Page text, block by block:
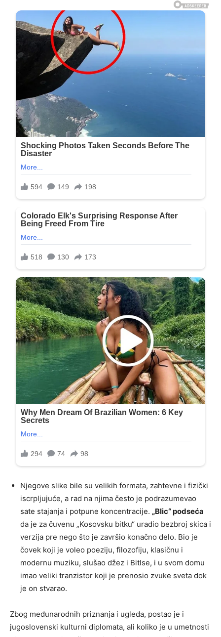
Njegove slike bile su velikih formata, zahtevne i fizički
iscrpljujuće, a rad na njima često je podrazumevao
sate stajanja i potpune koncentracije. „Blic“ podseća
da je za čuvenu „Kosovsku bitku“ uradio bezbroj skica i
verzija pre nego što je završio konačno delo. Bio je
čovek koji je voleo poeziju, filozofiju, klasičnu i
modernu muziku, slušao džez i Bitlse, i u svom domu
imao veliki tranzistor koji je prenosio zvuke sveta dok
je on stvarao.
Zbog međunarodnih priznanja i ugleda, postao je i
jugoslovenski kulturni diplomata, ali koliko je u umetnosti